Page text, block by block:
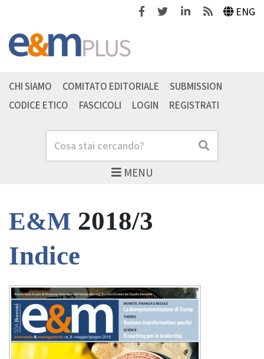
FacebookTwitterLinkedinFeeds ENG
MENU
Cerca Cerca
CHI SIAMO COMITATO EDITORIALE
SUBMISSION
CODICE ETICO
FASCICOLI LOGIN REGISTRATI
E&M 2018/3
Indice